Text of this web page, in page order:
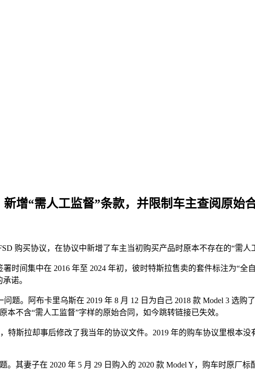
增“需人工监督”条款，并限制车主查阅原始
购买协议，在协议中新增了车主当初购买产品时原本不存在的“需
时间集中在 2016 年至 2024 年初，彼时特斯拉售卖的套件标注为“全
诺。
题。阿布卡里乌斯在 2019 年 8 月 12 日为自己 2018 款 Model 3 选
不含“需人工监督”字样的原始合同，如今跳转链接已失效。
特斯拉却事后修改了我当年的协议文件。2019 年的购车协议里根本
其妻子在 2020 年 5 月 29 日购入的 2020 款 Model Y，购车时原厂标